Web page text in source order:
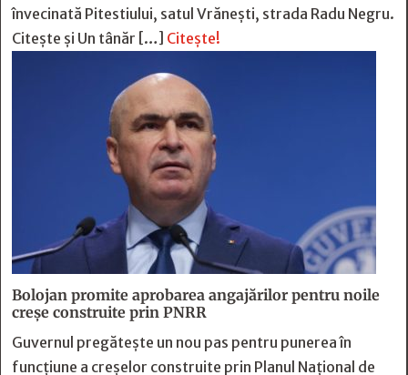
învecinată Pitestiului, satul Vrănești, strada Radu Negru.
Citește și Un tânăr […] Citește!
Bolojan promite aprobarea angajărilor pentru noile
creșe construite prin PNRR
Guvernul pregătește un nou pas pentru punerea în
funcțiune a creșelor construite prin Planul Național de